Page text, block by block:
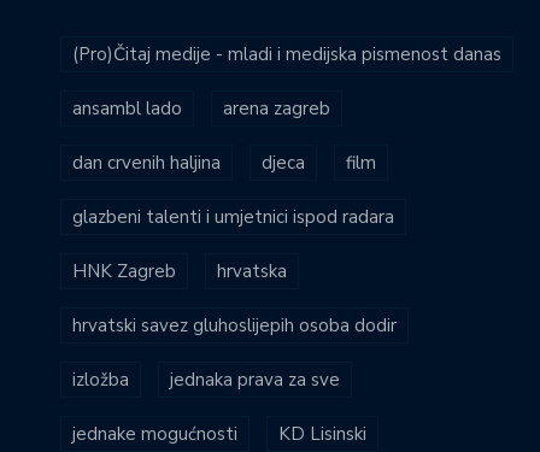
(Pro)Čitaj medije - mladi i medijska pismenost danas
ansambl lado arena zagreb
dan crvenih haljina djeca film
glazbeni talenti i umjetnici ispod radara
HNK Zagreb hrvatska
hrvatski savez gluhoslijepih osoba dodir
izložba jednaka prava za sve
jednake mogućnosti KD Lisinski